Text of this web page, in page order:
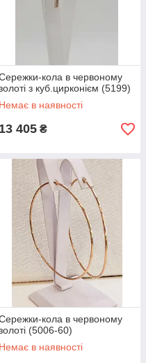
кола в червоному
з куб.цирконієм (5199)
Немає в наявності
13 405 ₴
кола в червоному
(5006-60)
Немає в наявності